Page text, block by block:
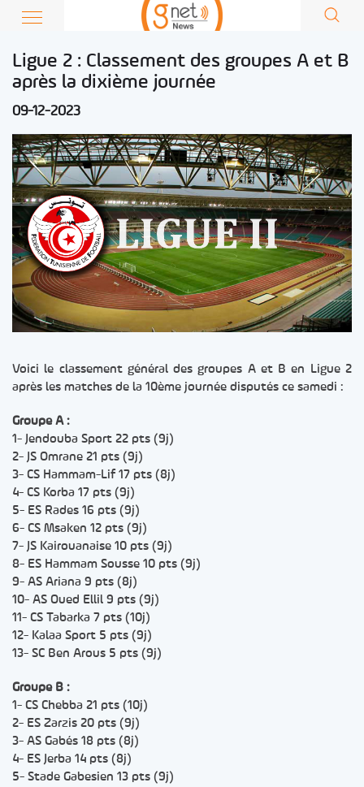
Ligue 2 : Classement des groupes A et B
après la dixième journée
09-12-2023
Voici le classement général des groupes A et B en Ligue 2
après les matches de la 10ème journée disputés ce samedi :
Groupe A :
1- Jendouba Sport 22 pts (9j)
2- JS Omrane 21 pts (9j)
3- CS Hammam-Lif 17 pts (8j)
4- CS Korba 17 pts (9j)
5- ES Rades 16 pts (9j)
6- CS Msaken 12 pts (9j)
7- JS Kairouanaise 10 pts (9j)
8- ES Hammam Sousse 10 pts (9j)
9- AS Ariana 9 pts (8j)
10- AS Oued Ellil 9 pts (9j)
11- CS Tabarka 7 pts (10j)
12- Kalaa Sport 5 pts (9j)
13- SC Ben Arous 5 pts (9j)
Groupe B :
1- CS Chebba 21 pts (10j)
2- ES Zarzis 20 pts (9j)
3- AS Gabés 18 pts (8j)
4- ES Jerba 14 pts (8j)
5- Stade Gabesien 13 pts (9j)